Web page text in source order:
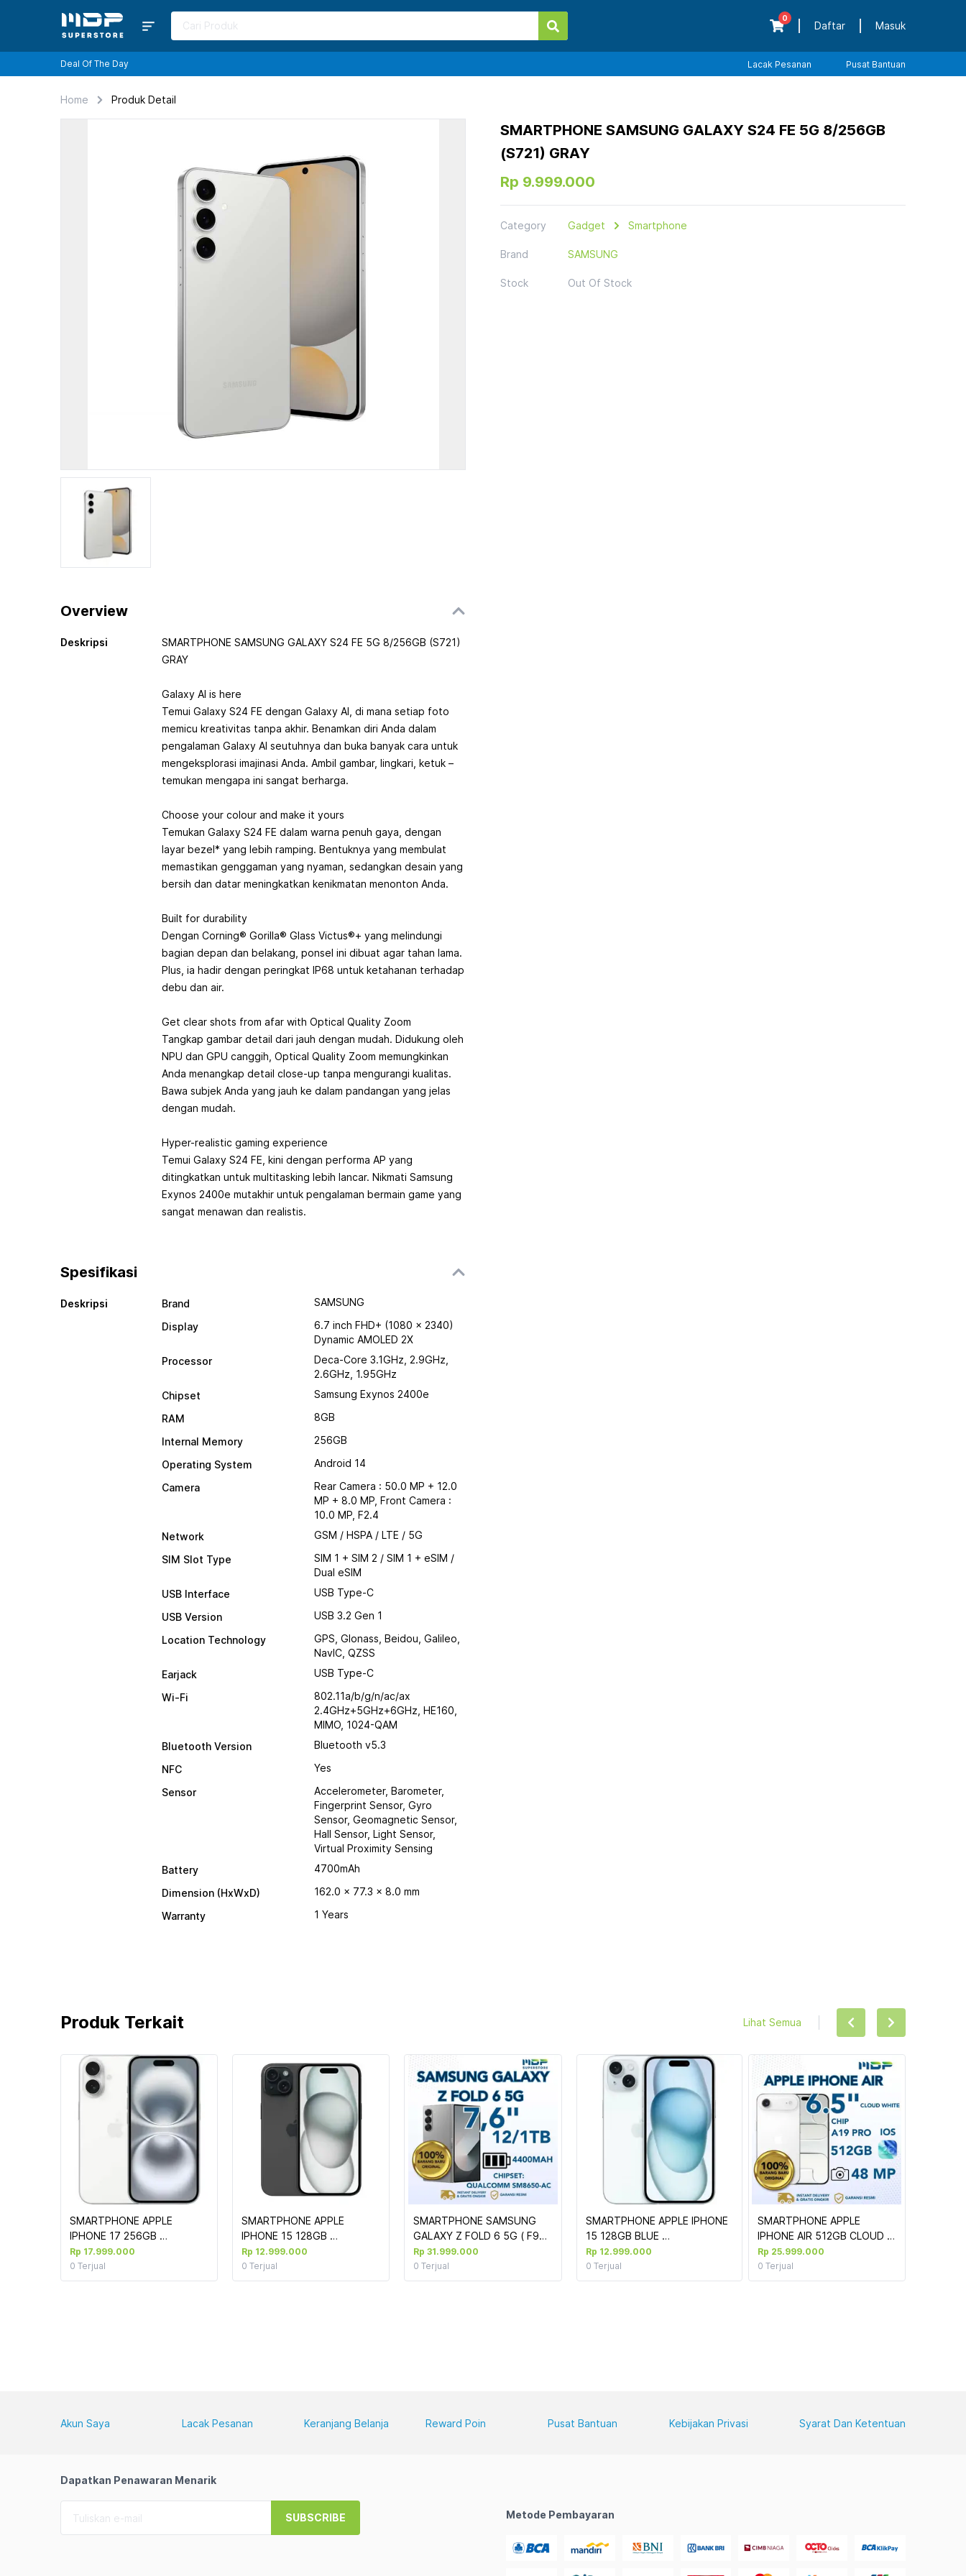
0
Daftar Masuk
Deal Of The Day Lacak Pesanan Pusat Bantuan
Home Produk Detail
Overview
Deskripsi
SMARTPHONE SAMSUNG GALAXY S24 FE 5G 8/256GB (S721)
GRAY
Galaxy AI is here
Temui Galaxy S24 FE dengan Galaxy AI, di mana setiap foto
memicu kreativitas tanpa akhir. Benamkan diri Anda dalam
pengalaman Galaxy AI seutuhnya dan buka banyak cara untuk
mengeksplorasi imajinasi Anda. Ambil gambar, lingkari, ketuk –
temukan mengapa ini sangat berharga.
Choose your colour and make it yours
Temukan Galaxy S24 FE dalam warna penuh gaya, dengan
layar bezel* yang lebih ramping. Bentuknya yang membulat
memastikan genggaman yang nyaman, sedangkan desain yang
bersih dan datar meningkatkan kenikmatan menonton Anda.
Built for durability
Dengan Corning® Gorilla® Glass Victus®+ yang melindungi
bagian depan dan belakang, ponsel ini dibuat agar tahan lama.
Plus, ia hadir dengan peringkat IP68 untuk ketahanan terhadap
debu dan air.
Get clear shots from afar with Optical Quality Zoom
Tangkap gambar detail dari jauh dengan mudah. Didukung oleh
NPU dan GPU canggih, Optical Quality Zoom memungkinkan
Anda menangkap detail close-up tanpa mengurangi kualitas.
Bawa subjek Anda yang jauh ke dalam pandangan yang jelas
dengan mudah.
Hyper-realistic gaming experience
Temui Galaxy S24 FE, kini dengan performa AP yang
ditingkatkan untuk multitasking lebih lancar. Nikmati Samsung
Exynos 2400e mutakhir untuk pengalaman bermain game yang
sangat menawan dan realistis.
Spesifikasi
Deskripsi Brand
SAMSUNG
Display
6.7 inch FHD+ (1080 x 2340)
Dynamic AMOLED 2X
Processor
Deca-Core 3.1GHz, 2.9GHz,
2.6GHz, 1.95GHz
Chipset
Samsung Exynos 2400e
RAM
8GB
Internal Memory
256GB
Operating System
Android 14
Camera
Rear Camera : 50.0 MP + 12.0
MP + 8.0 MP, Front Camera :
10.0 MP, F2.4
Network
GSM / HSPA / LTE / 5G
SIM Slot Type
SIM 1 + SIM 2 / SIM 1 + eSIM /
Dual eSIM
USB Interface
USB Type-C
USB Version
USB 3.2 Gen 1
Location Technology
GPS, Glonass, Beidou, Galileo,
NavIC, QZSS
Earjack
USB Type-C
Wi-Fi
802.11a/b/g/n/ac/ax
2.4GHz+5GHz+6GHz, HE160,
MIMO, 1024-QAM
Bluetooth Version
Bluetooth v5.3
NFC
Yes
Sensor
Accelerometer, Barometer,
Fingerprint Sensor, Gyro
Sensor, Geomagnetic Sensor,
Hall Sensor, Light Sensor,
Virtual Proximity Sensing
Battery
4700mAh
Dimension (HxWxD)
162.0 x 77.3 x 8.0 mm
Warranty
1 Years
SMARTPHONE SAMSUNG GALAXY S24 FE 5G 8/256GB
(S721) GRAY
Rp 9.999.000
Category Gadget Smartphone
Brand SAMSUNG
Stock Out Of Stock
Produk Terkait
SMARTPHONE APPLE
IPHONE 17 256GB
WHITE(G103)
Rp 17.999.000
0 Terjual
SMARTPHONE APPLE
IPHONE 15 128GB
BLACK(G103)
Rp 12.999.000
0Terjual
SMARTPHONE SAMSUNG
GALAXY Z FOLD 6 5G ( F956
) 12/1TB SILVER
Rp 31.999.000
0Terjual
SMARTPHONE APPLE IPHONE
15 128GB BLUE
#MTP43SA/A(195949036569)
(G103)
Rp 12.999.000
0 Terjual
SMARTPHONE APPLE
IPHONE AIR 512GB CLOUD
WHITE (G103)(MG2T4SA/A)
Rp 25.999.000
0 Terjual
Lihat Semua
Akun Saya Lacak Pesanan Keranjang Belanja Reward Poin Pusat Bantuan Kebijakan Privasi Syarat Dan Ketentuan
Dapatkan Penawaran Menarik
SUBSCRIBE Metode Pembayaran